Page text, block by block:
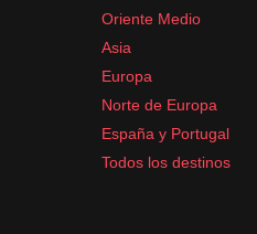
Oriente Medio
Asia
Europa
Norte de Europa
España y Portugal
Todos los destinos